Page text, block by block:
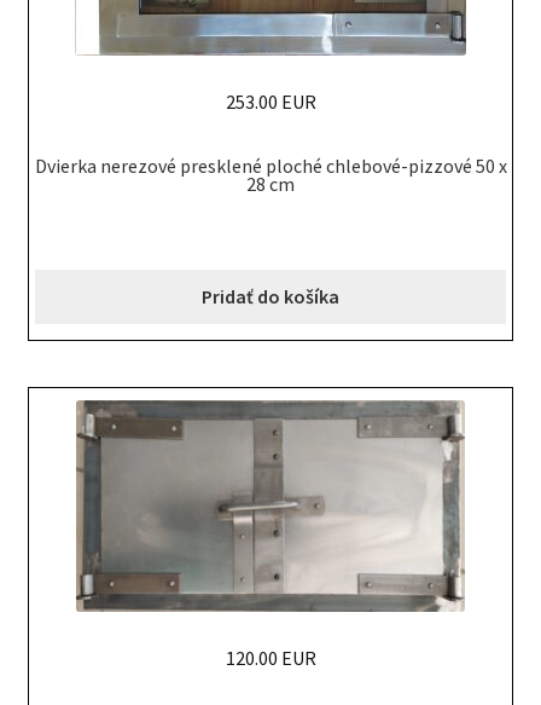
Dvierka nerezové presklené ploché chlebové-pizzové 50 x
28 cm
253.00 EUR
Pridať do košíka
120.00 EUR